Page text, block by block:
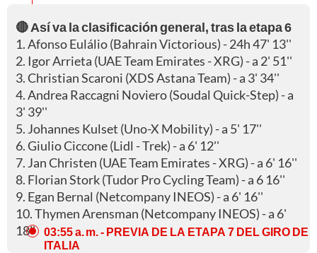
🔴 Así va la clasificación general, tras la etapa 6
1. Afonso Eulálio (Bahrain Victorious) - 24h 47' 13''
2. Igor Arrieta (UAE Team Emirates - XRG) - a 2' 51''
3. Christian Scaroni (XDS Astana Team) - a 3' 34''
4. Andrea Raccagni Noviero (Soudal Quick-Step) - a
3' 39''
5. Johannes Kulset (Uno-X Mobility) - a 5' 17''
6. Giulio Ciccone (Lidl - Trek) - a 6' 12''
7. Jan Christen (UAE Team Emirates - XRG) - a 6' 16''
8. Florian Stork (Tudor Pro Cycling Team) - a 6 16''
9. Egan Bernal (Netcompany INEOS) - a 6' 16''
10. Thymen Arensman (Netcompany INEOS) - a 6'
18''
03:55 a. m.- PREVIA DE LA ETAPA 7 DEL GIRO DE
ITALIA